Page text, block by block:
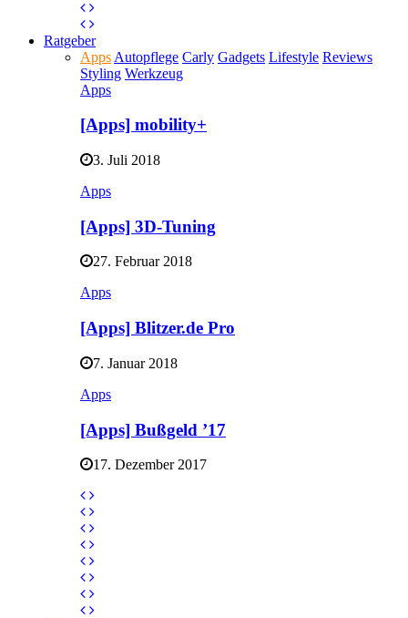
Ratgeber
Apps Autopflege Carly Gadgets Lifestyle Reviews
Styling Werkzeug
Apps
[Apps] mobility+
3. Juli 2018
Apps
[Apps] 3D-Tuning
27. Februar 2018
Apps
[Apps] Blitzer.de Pro
7. Januar 2018
Apps
[Apps] Bußgeld ’17
17. Dezember 2017